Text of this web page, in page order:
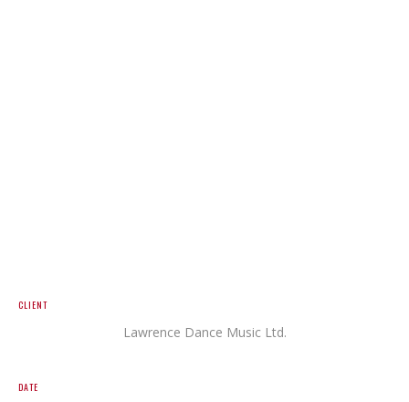
CLIENT
Lawrence Dance Music Ltd.
DATE